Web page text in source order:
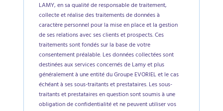
LAMY, en sa qualité de responsable de traitement,
collecte et réalise des traitements de données à
caractère personnel pour la mise en place et la gestion
de ses relations avec ses clients et prospects. Ces
traitements sont fondés sur la base de votre
consentement préalable. Les données collectées sont
destinées aux services concernés de Lamy et plus
généralement à une entité du Groupe EVORIEL et le cas
échéant à ses sous-traitants et prestataires. Les sous-
traitants et prestataires en question sont soumis à une
obligation de confidentialité et ne peuvent utiliser vos